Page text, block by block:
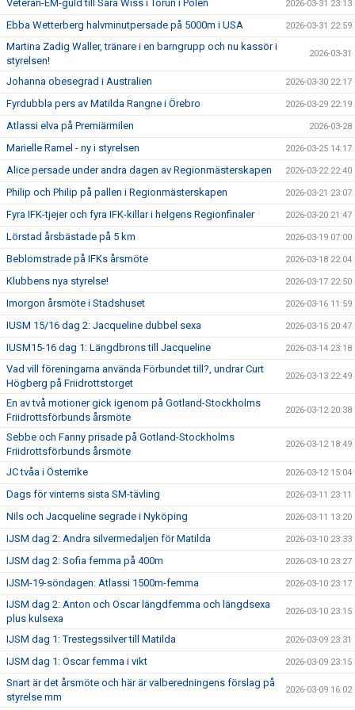
Veteran-EM-guld till Sara Wiss i Torun i Polen 2026-03-31 23:13
Ebba Wetterberg halvminutpersade på 5000m i USA 2026-03-31 22:59
Martina Zadig Waller, tränare i en barngrupp och nu kassör i
styrelsen!
2026-03-31
Johanna obesegrad i Australien 2026-03-30 22:17
Fyrdubbla pers av Matilda Rangne i Örebro 2026-03-29 22:19
Atlassi elva på Premiärmilen 2026-03-28
Marielle Ramel - ny i styrelsen 2026-03-25 14:17
Alice persade under andra dagen av Regionmästerskapen 2026-03-22 22:40
Philip och Philip på pallen i Regionmästerskapen 2026-03-21 23:07
Fyra IFK-tjejer och fyra IFK-killar i helgens Regionfinaler 2026-03-20 21:47
Lörstad årsbästade på 5 km 2026-03-19 07:00
Beblomstrade på IFKs årsmöte 2026-03-18 22:04
Klubbens nya styrelse! 2026-03-17 22:50
Imorgon årsmöte i Stadshuset 2026-03-16 11:59
IUSM 15/16 dag 2: Jacqueline dubbel sexa 2026-03-15 20:47
IUSM15-16 dag 1: Längdbrons till Jacqueline 2026-03-14 23:18
Vad vill föreningarna använda Förbundet till?, undrar Curt
Högberg på Friidrottstorget
2026-03-13 22:49
En av två motioner gick igenom på Gotland-Stockholms
Friidrottsförbunds årsmöte
2026-03-12 20:38
Sebbe och Fanny prisade på Gotland-Stockholms
Friidrottsförbunds årsmöte
2026-03-12 18:49
JC tvåa i Österrike 2026-03-12 15:04
Dags för vinterns sista SM-tävling 2026-03-11 23:11
Nils och Jacqueline segrade i Nyköping 2026-03-11 13:20
IJSM dag 2: Andra silvermedaljen för Matilda 2026-03-10 23:33
IJSM dag 2: Sofia femma på 400m 2026-03-10 23:27
IJSM-19-söndagen: Atlassi 1500m-femma 2026-03-10 23:17
IJSM dag 2: Anton och Oscar längdfemma och längdsexa
plus kulsexa
2026-03-10 23:15
IJSM dag 1: Trestegssilver till Matilda 2026-03-09 23:31
IJSM dag 1: Oscar femma i vikt 2026-03-09 23:15
Snart är det årsmöte och här är valberedningens förslag på
styrelse mm
2026-03-09 16:02